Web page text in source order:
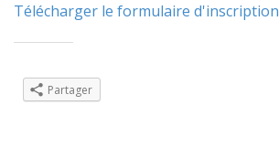
Télécharger le formulaire d'inscription
Partager